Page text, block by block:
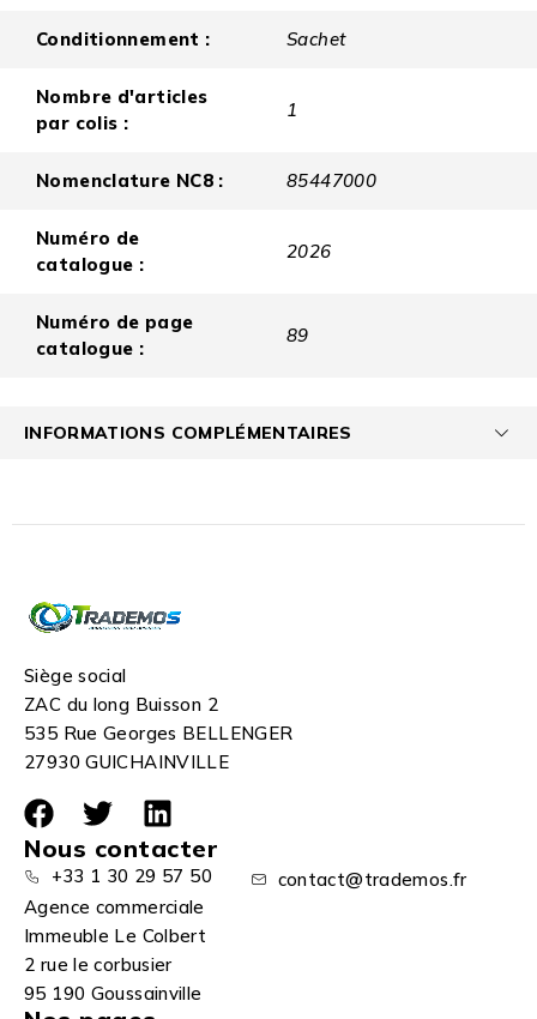
Conditionnement : Sachet
Nombre d'articles
par colis :
1
Nomenclature NC8 : 85447000
Numéro de
catalogue :
2026
Numéro de page
catalogue :
89
INFORMATIONS COMPLÉMENTAIRES
Siège social
ZAC du long Buisson 2
535 Rue Georges BELLENGER
27930 GUICHAINVILLE
Nous contacter
+33 1 30 29 57 50
contact@trademos.fr
Agence commerciale
Immeuble Le Colbert
2 rue le corbusier
95 190 Goussainville